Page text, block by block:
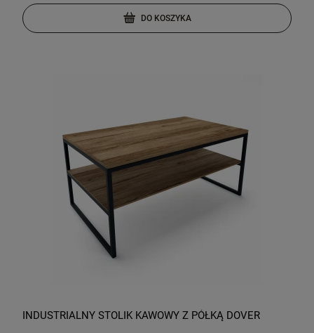
DO KOSZYKA
INDUSTRIALNY STOLIK KAWOWY Z PÓŁKĄ DOVER